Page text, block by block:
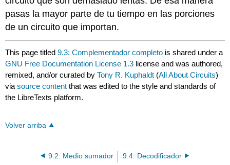
pasas la mayor parte de tu tiempo en las porciones
de un circuito que importan.
This page titled9.3: Complementador completo is shared under a
GNU Free Documentation License 1.3 license and was authored,
remixed, and/or curated byTony R. Kuphaldt (All About Circuits)
viasource content that was edited to the style and standards of
the LibreTexts platform.
Volver arriba
9.2: Medio sumador 9.4: Decodificador